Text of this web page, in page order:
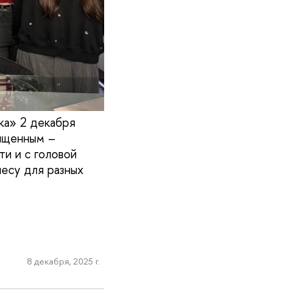
2 декабря
–
и с головой
для разных
8 декабря, 2025 г.